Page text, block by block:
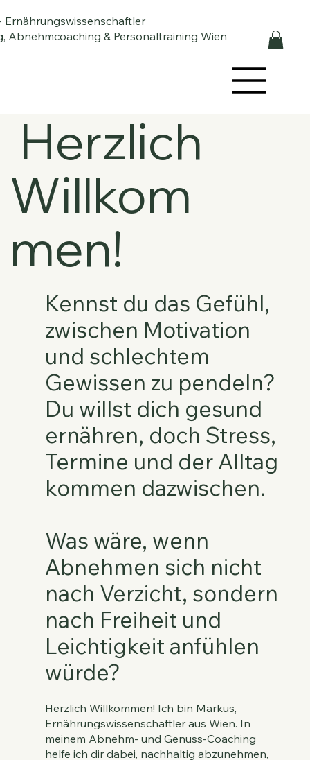
Ernährungswissenschaftler
Abnehmcoaching & Personaltraining Wien
Herzlich
Willkom
men!
Kennst du das Gefühl,
zwischen Motivation
und schlechtem
Gewissen zu pendeln?
Du willst dich gesund
ernähren, doch Stress,
Termine und der Alltag
kommen dazwischen.
Was wäre, wenn
Abnehmen sich nicht
nach Verzicht, sondern
nach Freiheit und
Leichtigkeit anfühlen
würde?
Herzlich Willkommen! Ich bin Markus,
Ernährungswissenschaftler aus Wien. In
meinem Abnehm- und Genuss-Coaching
helfe ich dir dabei, nachhaltig abzunehmen,